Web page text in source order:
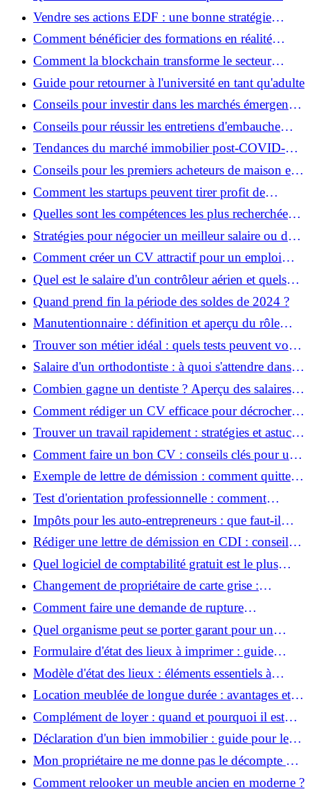
vers l'excellence ?
dans le secteur de la technologie ?
Vendre ses actions EDF : une bonne stratégie
actuelle ?
Comment bénéficier des formations en réalité
virtuelle ?
Comment la blockchain transforme le secteur
bancaire ?
Guide pour retourner à l'université en tant qu'adulte
Conseils pour investir dans les marchés émergents
en 2024
Conseils pour réussir les entretiens d'embauche
virtuels
Tendances du marché immobilier post-COVID-19
: Une évaluation approfondie
Conseils pour les premiers acheteurs de maison en
2024
Comment les startups peuvent tirer profit de
l'intelligence artificielle ?
Quelles sont les compétences les plus recherchées
sur le marché du travail en 2024 ?
Stratégies pour négocier un meilleur salaire ou des
avantages
Comment créer un CV attractif pour un emploi
dans le domaine de la technologie ?
Quel est le salaire d'un contrôleur aérien et quels
facteurs influencent sa rémunération ?
Quand prend fin la période des soldes de 2024 ?
Manutentionnaire : définition et aperçu du rôle
dans l'industrie
Trouver son métier idéal : quels tests peuvent vous
aider à choisir ?
Salaire d'un orthodontiste : à quoi s'attendre dans
cette profession ?
Combien gagne un dentiste ? Aperçu des salaires
dans le secteur dentaire
Comment rédiger un CV efficace pour décrocher
votre emploi de rêve ?
Trouver un travail rapidement : stratégies et astuces
pour une recherche d'emploi efficace
Comment faire un bon CV : conseils clés pour un
impact maximal
Exemple de lettre de démission : comment quitter
son emploi de manière professionnelle ?
Test d'orientation professionnelle : comment
trouver la voie qui vous correspond ?
Impôts pour les auto-entrepreneurs : que faut-il
retenir ?
Rédiger une lettre de démission en CDI : conseils
et exemples pratiques
Quel logiciel de comptabilité gratuit est le plus
adapté pour les petites entreprises?
Changement de propriétaire de carte grise :
démarches simplifiées et essentielles
Comment faire une demande de rupture
conventionnelle en tant que salarié ?
Quel organisme peut se porter garant pour un
logement ?
Formulaire d'état des lieux à imprimer : guide
pratique
Modèle d'état des lieux : éléments essentiels à
inclure
Location meublée de longue durée : avantages et
conseils pour locataires
Complément de loyer : quand et pourquoi il est
appliqué ?
Déclaration d'un bien immobilier : guide pour les
propriétaires
Mon propriétaire ne me donne pas le décompte des
charges : que faire ?
Comment relooker un meuble ancien en moderne ?